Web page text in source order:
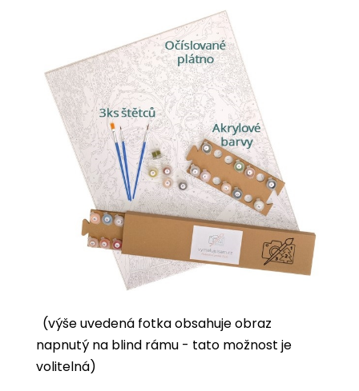
(výše uvedená fotka obsahuje obraz
napnutý na blind rámu - tato možnost je
volitelná)